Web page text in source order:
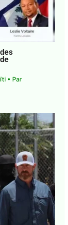
• Par